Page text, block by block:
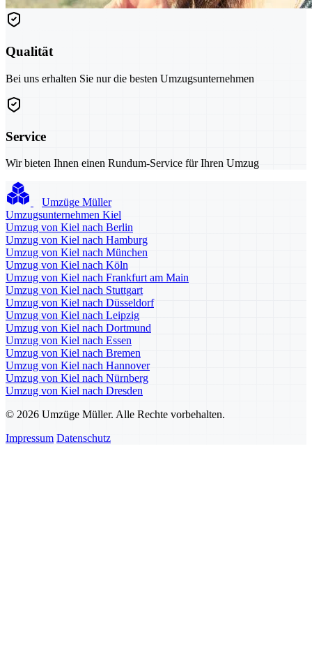
Qualität
Bei uns erhalten Sie nur die besten Umzugsunternehmen
Service
Wir bieten Ihnen einen Rundum-Service für Ihren Umzug
Umzüge Müller
Umzugsunternehmen Kiel
Umzug von Kiel nach Berlin
Umzug von Kiel nach Hamburg
Umzug von Kiel nach München
Umzug von Kiel nach Köln
Umzug von Kiel nach Frankfurt am Main
Umzug von Kiel nach Stuttgart
Umzug von Kiel nach Düsseldorf
Umzug von Kiel nach Leipzig
Umzug von Kiel nach Dortmund
Umzug von Kiel nach Essen
Umzug von Kiel nach Bremen
Umzug von Kiel nach Hannover
Umzug von Kiel nach Nürnberg
Umzug von Kiel nach Dresden
© 2026 Umzüge Müller. Alle Rechte vorbehalten.
Impressum Datenschutz